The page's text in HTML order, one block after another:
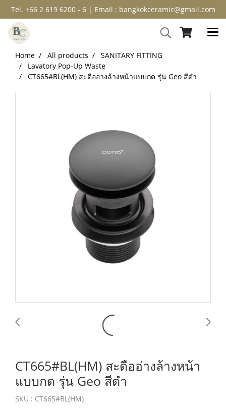
Tel. +66 2 619 6200 - 6 | Email : bangkokceramic@gmail.com
Home All products
SANITARY FITTING
Lavatory Pop-Up Waste
CT665#BL(HM) สะดืออ่างล้างหน้าแบบกด รุ่น Geo สีดำ
CT665#BL(HM) สะดืออ่างล้างหน้า
แบบกด รุ่น Geo สีดำ
SKU : CT665#BL(HM)